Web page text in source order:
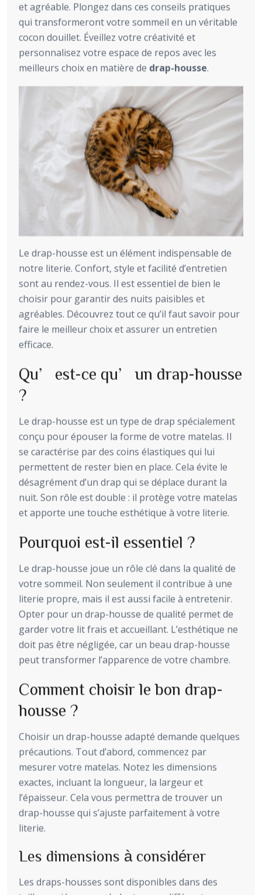
et agréable. Plongez dans ces conseils pratiques
qui transformeront votre sommeil en un véritable
cocon douillet. Éveillez votre créativité et
personnalisez votre espace de repos avec les
meilleurs choix en matière de drap-housse.
Le drap-housse est un élément indispensable de
notre literie. Confort, style et facilité d’entretien
sont au rendez-vous. Il est essentiel de bien le
choisir pour garantir des nuits paisibles et
agréables. Découvrez tout ce qu’il faut savoir pour
faire le meilleur choix et assurer un entretien
efficace.
Qu’est-ce qu’un drap-housse
?
Le drap-housse est un type de drap spécialement
conçu pour épouser la forme de votre matelas. Il
se caractérise par des coins élastiques qui lui
permettent de rester bien en place. Cela évite le
désagrément d’un drap qui se déplace durant la
nuit. Son rôle est double : il protège votre matelas
et apporte une touche esthétique à votre literie.
Pourquoi est-il essentiel ?
Le drap-housse joue un rôle clé dans la qualité de
votre sommeil. Non seulement il contribue à une
literie propre, mais il est aussi facile à entretenir.
Opter pour un drap-housse de qualité permet de
garder votre lit frais et accueillant. L’esthétique ne
doit pas être négligée, car un beau drap-housse
peut transformer l’apparence de votre chambre.
Comment choisir le bon drap-
housse ?
Choisir un drap-housse adapté demande quelques
précautions. Tout d’abord, commencez par
mesurer votre matelas. Notez les dimensions
exactes, incluant la longueur, la largeur et
l’épaisseur. Cela vous permettra de trouver un
drap-housse qui s’ajuste parfaitement à votre
literie.
Les dimensions à considérer
Les draps-housses sont disponibles dans des